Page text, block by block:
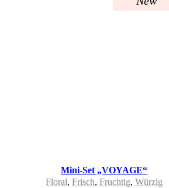
Mini-Set „VOYAGE“
Floral, Frisch, Fruchtig, Würzig